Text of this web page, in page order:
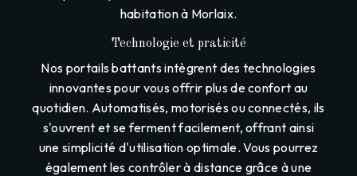
habitation à Morlaix.
Technologie et praticité
Nos portails battants intègrent des technologies
innovantes pour vous offrir plus de confort au
quotidien. Automatisés, motorisés ou connectés, ils
s'ouvrent et se ferment facilement, offrant ainsi
une simplicité d'utilisation optimale. Vous pourrez
également les contrôler à distance grâce à une